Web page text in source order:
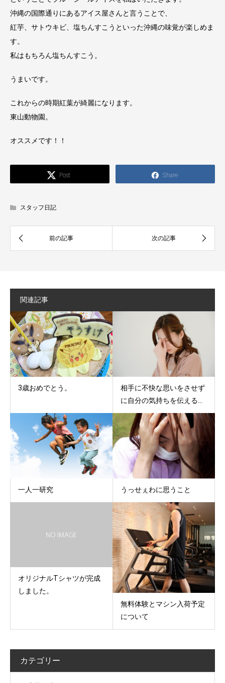
沖縄の国際通りにあるアイス屋さんと言うことで、
紅芋、サトウキビ、塩ちんすこうといった沖縄の味覚が楽しめま
す。
私はもちろん塩ちんすこう。
うまいです。
これからの時期紅葉が綺麗になります。
東山動物園。
オススメです！！
Post Share
スタッフ日記
関連記事
3歳おめでとう。
相手に不快な思いをさせず
に自分の気持ちを伝える...
一人一研究 うっせぇわに思うこと
オリジナルTシャツが完成
しました。
無料体験とマシン入荷予定
について
カテゴリー